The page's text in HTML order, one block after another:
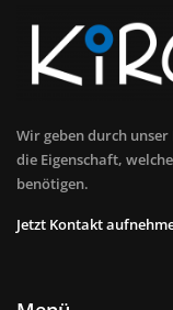
Wir geben durch
die Eigenschaft,
benötigen.
Jetzt Kontakt